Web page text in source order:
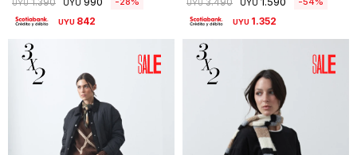
UYU 1.390 UYU
UYU 842
UYU 3.490 UYU
UYU 1.352